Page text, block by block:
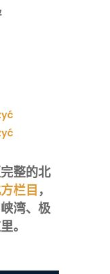
整的北
栏目，
湾、极
。